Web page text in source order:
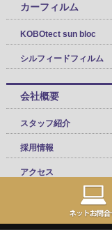
カーフィルム
KOBOtect sun bloc
シルフィードフィルム
会社概要
スタッフ紹介
採用情報
アクセス